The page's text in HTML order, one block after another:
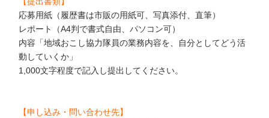
応募用紙（履歴書は市販の用紙可、写真添付、直筆）
レポート（A4判で書式自由、パソコン可）
内容「地域おこし協力隊員の業務内容を、自分としてどう活
動していくか」
1,000文字程度で記入し提出してください。
【申し込み・問い合わせ先】